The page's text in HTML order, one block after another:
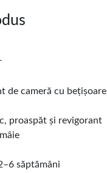
de cameră cu bețișoare
proaspăt și revigorant
săptămâni